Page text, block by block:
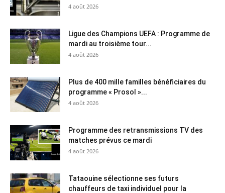
4 août 2026
Ligue des Champions UEFA : Programme de
mardi au troisième tour...
4 août 2026
Plus de 400 mille familles bénéficiaires du
programme « Prosol »...
4 août 2026
Programme des retransmissions TV des
matches prévus ce mardi
4 août 2026
Tataouine sélectionne ses futurs
chauffeurs de taxi individuel pour la